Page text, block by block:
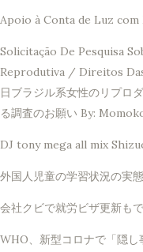
Apoio à Conta de Luz com
Solicitação De Pesquisa
Reprodutiva / Direitos
日ブラジル系女性のリプロ
る調査のお願い By:
DJ tony mega all mix
外国人児童の学習状況の実
会社クビで就労ビザ更新も
WHO、新型コロナで「隠し